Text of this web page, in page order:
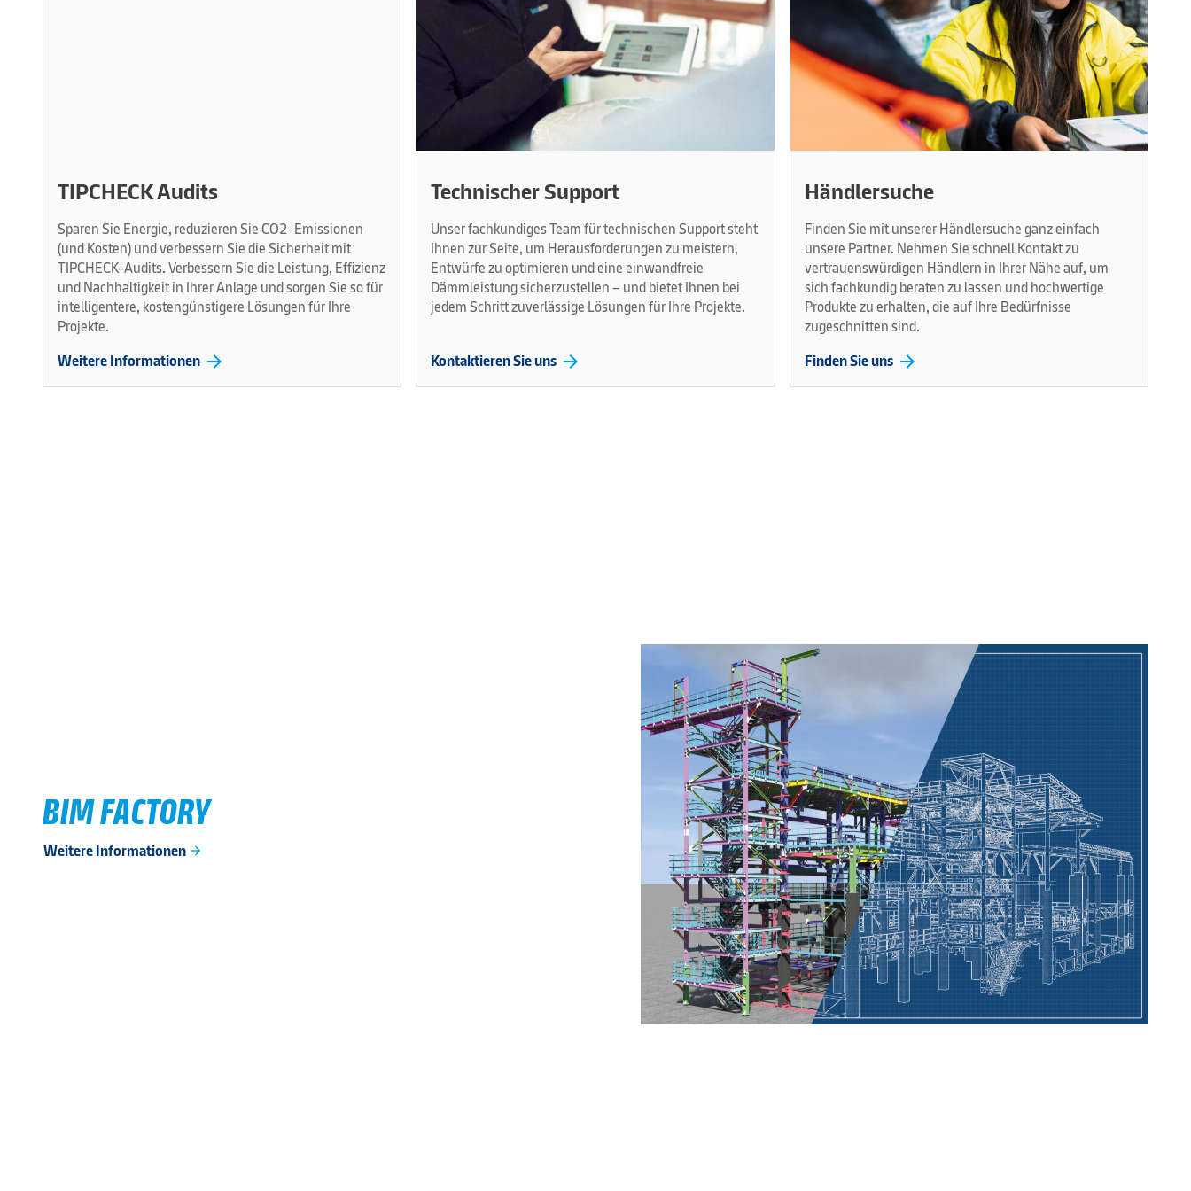
TIPCHECK Audits
Sparen Sie Energie, reduzieren Sie CO2-Emissionen
(und Kosten) und verbessern Sie die Sicherheit mit
TIPCHECK-Audits. Verbessern Sie die Leistung, Effizienz
und Nachhaltigkeit in Ihrer Anlage und sorgen Sie so für
intelligentere, kostengünstigere Lösungen für Ihre
Projekte.
Weitere Informationen arrow_forward
Technischer Support
Unser fachkundiges Team für technischen Support steht
Ihnen zur Seite, um Herausforderungen zu meistern,
Entwürfe zu optimieren und eine einwandfreie
Dämmleistung sicherzustellen – und bietet Ihnen bei
jedem Schritt zuverlässige Lösungen für Ihre Projekte.
Kontaktieren Sie uns arrow_forward
Händlersuche
Finden Sie mit unserer Händlersuche ganz einfach
unsere Partner. Nehmen Sie schnell Kontakt zu
vertrauenswürdigen Händlern in Ihrer Nähe auf, um
sich fachkundig beraten zu lassen und hochwertige
Produkte zu erhalten, die auf Ihre Bedürfnisse
zugeschnitten sind.
Finden Sie uns arrow_forward
BIM FACTORY
Weitere Informationen arrow_forward